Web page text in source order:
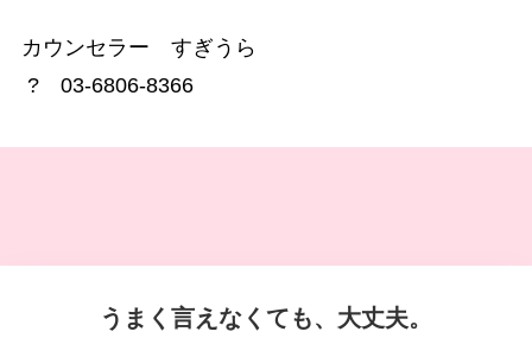
カウンセラー すぎうら
? 03-6806-8366
うまく言えなくても、大丈夫。